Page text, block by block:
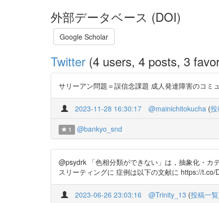
外部データベース (DOI)
Google Scholar
Twitter (4 users, 4 posts, 3
サリーアン問題＝誤信念課題 成人発達障害のコ
2023-11-28 16:30:17 @mainichitokucha (
1 @bankyo_snd
@psydrk 「色相分類ができない」は，抽象化・カ
スリーティングに 症例は以下の文献に https://t.co/
2023-06-26 23:03:16 @Trinity_13 (投稿一覧